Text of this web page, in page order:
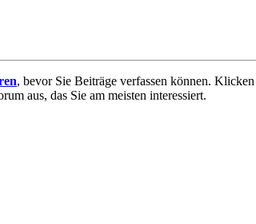
, bevor Sie Beiträge verfassen können.
aus, das Sie am meisten interessiert.